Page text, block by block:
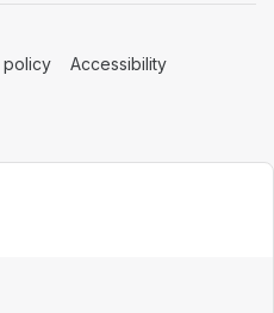
tab)
policy (opens in a new tab)
Accessibility